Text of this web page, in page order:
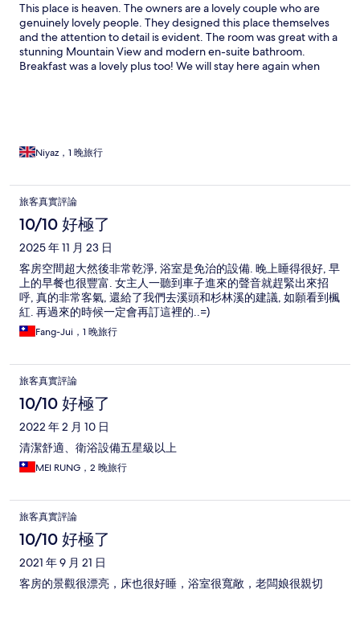
This place is heaven. The owners are a lovely couple who are
genuinely lovely people. They designed this place themselves
and the attention to detail is evident. The room was great with a
stunning Mountain View and modern en-suite bathroom.
Breakfast was a lovely plus too! We will stay here again when
Niyaz，1 晚旅行
旅客真實評論
10/10 好極了
2025 年 11 月 23 日
客房空間超大然後非常乾淨, 浴室是免治的設備. 晚上睡得很好, 早
上的早餐也很豐富. 女主人一聽到車子進來的聲音就趕緊出來招
呼, 真的非常客氣, 還給了我們去溪頭和杉林溪的建議, 如願看到楓
紅. 再過來的時候一定會再訂這裡的..=)
Fang-Jui，1 晚旅行
旅客真實評論
10/10 好極了
2022 年 2 月 10 日
清潔舒適、衛浴設備五星級以上
MEI RUNG，2 晚旅行
旅客真實評論
10/10 好極了
2021 年 9 月 21 日
客房的景觀很漂亮，床也很好睡，浴室很寬敞，老闆娘很親切